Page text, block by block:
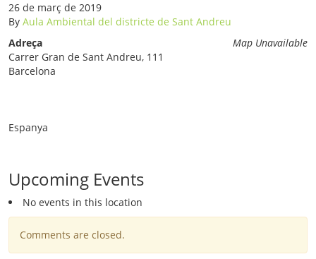
26 de març de 2019
By Aula Ambiental del districte de Sant Andreu
Map Unavailable
Adreça
Carrer Gran de Sant Andreu, 111
Barcelona
Espanya
Upcoming Events
No events in this location
Comments are closed.